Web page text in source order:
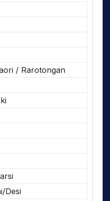
/ Rarotongan
Desi